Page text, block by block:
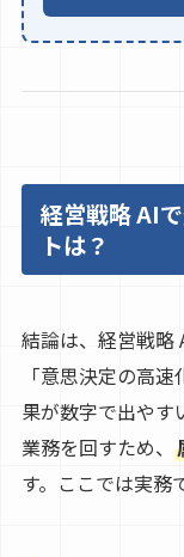
経営戦略 AI
トは？
結論は、経営戦略
「意思決定の高
果が数字で出やす
業務を回すため、
す。ここでは実務